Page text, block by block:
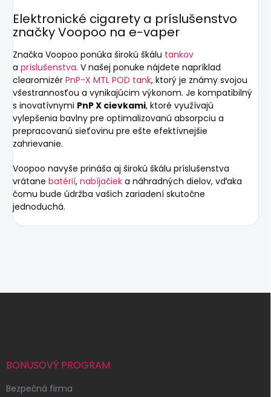
Elektronické cigarety a príslušenstvo
značky Voopoo na e-vaper
Značka Voopoo ponúka širokú škálu tankov
a príslušenstva. V našej ponuke nájdete napríklad
clearomizér PnP-X MTL POD tank, ktorý je známy svojou
všestrannosťou a vynikajúcim výkonom. Je kompatibilný
s inovatívnymi PnP X cievkami, ktoré využívajú
vylepšenia bavlny pre optimalizovanú absorpciu a
prepracovanú sieťovinu pre ešte efektívnejšie
zahrievanie.
Voopoo navyše prináša aj širokú škálu príslušenstva
vrátane batérií, nabíjačiek a náhradných dielov, vďaka
čomu bude údržba vašich zariadení skutočne
jednoduchá.
BONUSOVÝ PROGRAM
Bezpečná firma